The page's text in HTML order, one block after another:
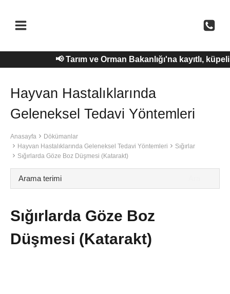
content
📢 Tarım ve Orman Bakanlığı'na kayıtlı,
Hayvan Hastalıklarında
Geleneksel Tedavi Yöntemleri
Anasayfa
Dökümanlar
Hayvan Hastalıklarında Geleneksel Tedavi Yöntemleri
Sığırlar
Sığırlarda Göze Boz Düşmesi (Katarakt)
Sığırlarda Göze Boz
Düşmesi (Katarakt)